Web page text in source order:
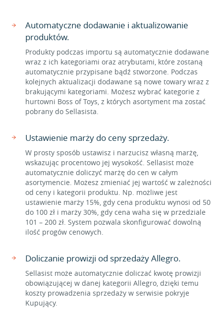
Automatyczne dodawanie i aktualizowanie
produktów.
Produkty podczas importu są automatycznie dodawane
wraz z ich kategoriami oraz atrybutami, które zostaną
automatycznie przypisane bądź stworzone. Podczas
kolejnych aktualizacji dodawane są nowe towary wraz z
brakującymi kategoriami. Możesz wybrać kategorie z
hurtowni Boss of Toys, z których asortyment ma zostać
pobrany do Sellasista.
Ustawienie marży do ceny sprzedaży.
W prosty sposób ustawisz i narzucisz własną marżę,
wskazując procentowo jej wysokość. Sellasist może
automatycznie doliczyć marżę do cen w całym
asortymencie. Możesz zmieniać jej wartość w zależności
od ceny i kategorii produktu. Np. możliwe jest
ustawienie marży 15%, gdy cena produktu wynosi od 50
do 100 zł i marży 30%, gdy cena waha się w przedziale
101 – 200 zł. System pozwala skonfigurować dowolną
ilość progów cenowych.
Doliczanie prowizji od sprzedaży Allegro.
Sellasist może automatycznie doliczać kwotę prowizji
obowiązującej w danej kategorii Allegro, dzięki temu
koszty prowadzenia sprzedaży w serwisie pokryje
Kupujący.